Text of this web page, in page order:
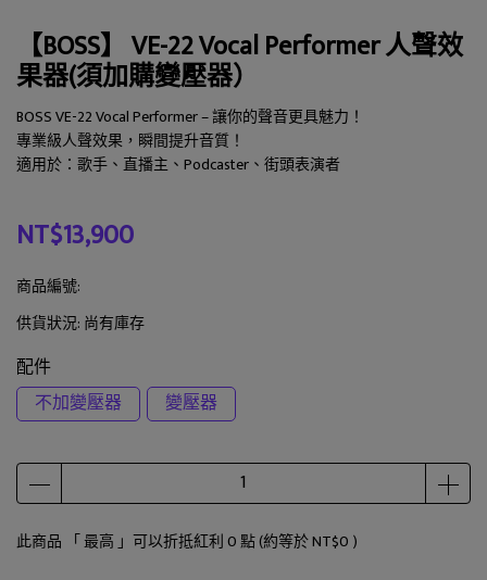
【BOSS】 VE-22 Vocal Performer 人聲效
果器(須加購變壓器）
BOSS VE-22 Vocal Performer – 讓你的聲音更具魅力！
專業級人聲效果，瞬間提升音質！
適用於：歌手、直播主、Podcaster、街頭表演者
NT$13,900
商品編號:
供貨狀況: 尚有庫存
配件
不加變壓器
變壓器
此商品 「 最高 」可以折抵紅利0點 (約等於NT$0 )